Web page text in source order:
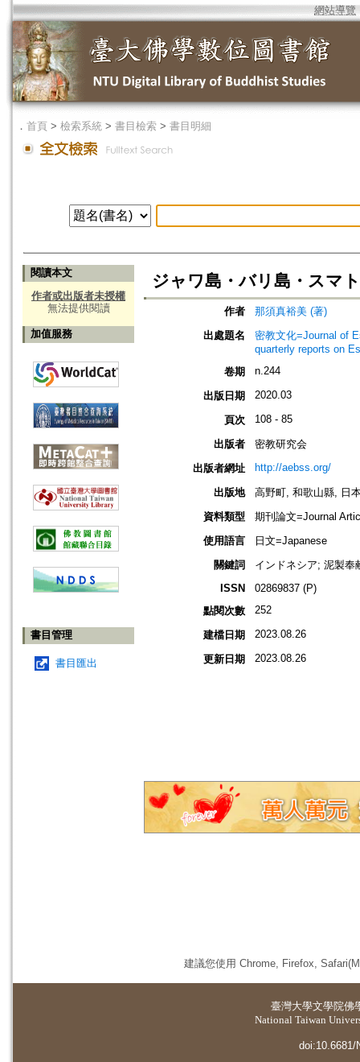
網站導覽
． 首頁 > 檢索系統 > 書目檢索 > 書目明細
閱讀本文
作者或出版者未授權
無法提供閱讀
加值服務
書目管理
書目匯出
ジャワ島・バリ島・スマ
作者
那須真裕美 (著)
出處題名
密教文化=Journal of
quarterly reports on
卷期
n.244
出版日期 2020.03
頁次 108 - 85
出版者
密教研究会
出版者網址
http://aebss.org/
出版地
高野町, 和歌山縣, 日
資料類型
期刊論文=Journal
使用語言
日文=Japanese
關鍵詞
インドネシア; 泥製奉
ISSN
02869837 (P)
點閱次數
252
建檔日期 2023.08.26
更新日期 2023.08.26
建議您使用 Chrome, Firefox,
臺灣大學文學院佛
National Taiwan
doi:10.6681/